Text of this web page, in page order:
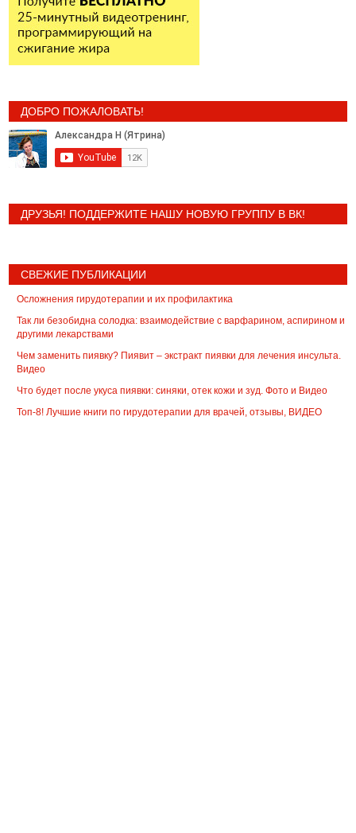
ДОБРО ПОЖАЛОВАТЬ!
ДРУЗЬЯ! ПОДДЕРЖИТЕ НАШУ НОВУЮ ГРУППУ В ВК!
СВЕЖИЕ ПУБЛИКАЦИИ
Осложнения гирудотерапии и их профилактика
Так ли безобидна солодка: взаимодействие с варфарином, аспирином и
другими лекарствами
Чем заменить пиявку? Пиявит – экстракт пиявки для лечения инсульта.
Видео
Что будет после укуса пиявки: синяки, отек кожи и зуд. Фото и Видео
Топ-8! Лучшие книги по гирудотерапии для врачей, отзывы, ВИДЕО